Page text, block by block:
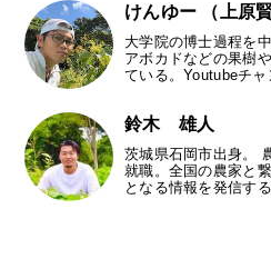
けんゆー （上原賢
大学院の博士過程を
アボカドなどの果樹
ている。Youtubeチ
鈴木 雄人
茨城県石岡市出身。
就職。全国の農家と
となる情報を発信す